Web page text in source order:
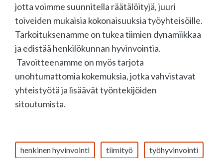
jotta voimme suunnitella räätälöityjä, juuri
toiveiden mukaisia kokonaisuuksia työyhteisöille.
Tarkoituksenamme on tukea tiimien dynamiikkaa
ja edistää henkilökunnan hyvinvointia.
Tavoitteenamme on myös tarjota
unohtumattomia kokemuksia, jotka vahvistavat
yhteistyötä ja lisäävät työntekijöiden
sitoutumista.
henkinen hyvinvointi tiimityö työhyvinvointi